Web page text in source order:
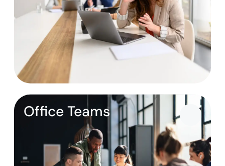
Office Teams